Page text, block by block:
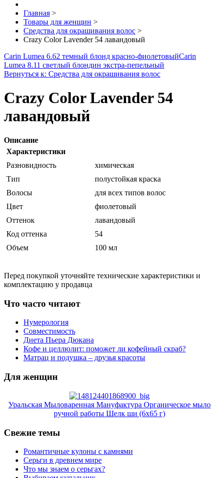
Главная >
Товары для женщин >
Средства для окрашивания волос >
Crazy Color Lavender 54 лавандовый
Carin Lumea 6.62 темный блонд красно-фиолетовыйCarin
Lumea 8.11 светлый блондин экстра-пепельный
Вернуться к: Средства для окрашивания волос
Crazy Color Lavender 54
лавандовый
Описание
Характеристики
Разновидность
химическая
Тип
полустойкая краска
Волосы
для всех типов волос
Цвет
фиолетовый
Оттенок
лавандовый
Код оттенка
54
Объем
100 мл
Перед покупкой уточняйте технические характеристики и
комплектацию у продавца
Что часто читают
Нумерология
Совместимость
Диета Пьера Дюкана
Кофе и целлюлит: поможет ли кофейный скраб?
Матрац и подушка – друзья красоты
Для женщин
Уральская Мыловаренная Мануфактура Органическое мыло
ручной работы Шелк ши (6x65 г)
Свежие темы
Романтичные кулоны с камнями
Серьги в древнем мире
Что мы знаем о серьгах?